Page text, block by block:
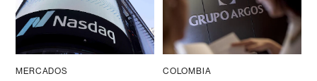
MERCADOS COLOMBIA